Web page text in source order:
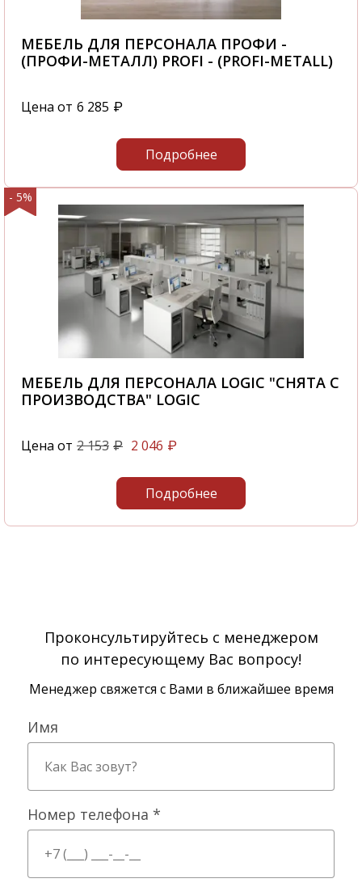
МЕБЕЛЬ ДЛЯ ПЕРСОНАЛА ПРОФИ -
(ПРОФИ-МЕТАЛЛ) PROFI - (PROFI-METALL)
Цена от 6 285 ₽
Подробнее
- 5%
МЕБЕЛЬ ДЛЯ ПЕРСОНАЛА LOGIC "СНЯТА С
ПРОИЗВОДСТВА" LOGIC
Цена от 2 153 ₽ 2 046 ₽
Подробнее
Проконсультируйтесь с менеджером
по интересующему Вас вопросу!
Менеджер свяжется с Вами в ближайшее время
Имя
Номер телефона *